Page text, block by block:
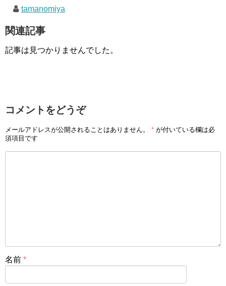
tamanomiya
関連記事
記事は見つかりませんでした。
コメントをどうぞ
メールアドレスが公開されることはありません。 * が付いている欄は必
須項目です
名前 *